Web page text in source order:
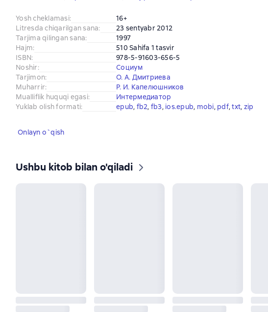
Yosh cheklamasi:
16+
Litresda chiqarilgan sana:
23 sentyabr 2012
Tarjima qilingan sana:
1997
Hajm:
510 Sahifa 1 tasvir
ISBN:
978-5-91603-656-5
Noshir:
Социум
Tarjimon:
О. А. Дмитриева
Muharrir:
Р. И. Капелюшников
Mualliflik huquqi egasi:
Интермедиатор
Yuklab olish formati: epub, fb2, fb3, ios.epub, mobi, pdf, txt, zip
Onlayn o`qish
Ushbu kitob bilan o'qiladi